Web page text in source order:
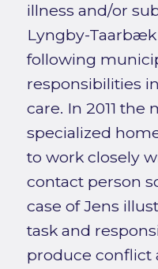
illness and/or
Lyngby-
following
responsibilities
care. In 2011
specialized
to work closely
contact person
case of Jens
task and
produce conflict